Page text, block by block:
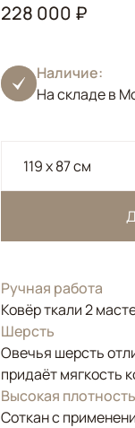
228 000 ₽
Наличие:
На складе в
119 x 87 см
Ручная работа
Ковёр ткали 2
Шерсть
Овечья шерсть
придаёт мягкость
Высокая плотность
Соткан с